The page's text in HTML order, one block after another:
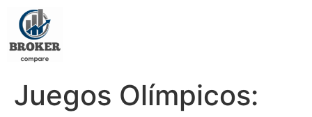
Juegos Olímpicos: